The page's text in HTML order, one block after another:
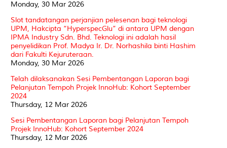
Monday, 30 Mar 2026
Slot tandatangan perjanjian pelesenan bagi teknologi
UPM, Hakcipta “HyperspecGlu” di antara UPM dengan
IPMA Industry Sdn. Bhd. Teknologi ini adalah hasil
penyelidikan Prof. Madya Ir. Dr. Norhashila binti Hashim
dari Fakulti Kejuruteraan.
Monday, 30 Mar 2026
Telah dilaksanakan Sesi Pembentangan Laporan bagi
Pelanjutan Tempoh Projek InnoHub: Kohort September
2024
Thursday, 12 Mar 2026
Sesi Pembentangan Laporan bagi Pelanjutan Tempoh
Projek InnoHub: Kohort September 2024
Thursday, 12 Mar 2026